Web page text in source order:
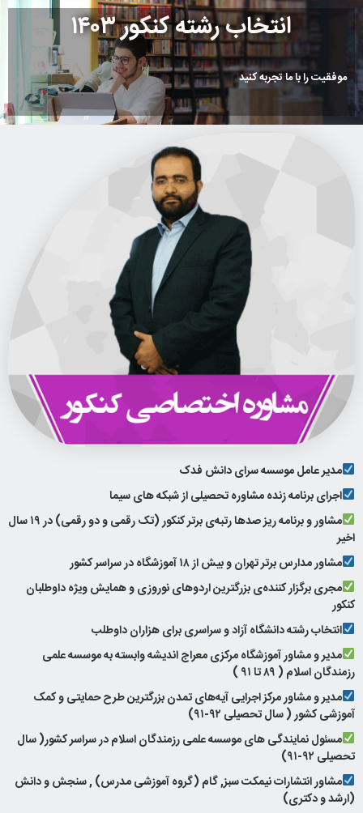
انتخاب رشته کنکور ۱۴۰۳
موفقیت را|
مدیر عامل موسسه سرای دانش فدک
اجرای برنامه زنده مشاوره تحصیلی از شبکه های سیما
مشاور و برنامه ریز صدها رتبه‌ی برتر کنکور (تک رقمی و دو رقمی) در ۱۹ سال
اخیر
مشاور مدارس برتر تهران و بیش از ۱۸ آموزشگاه در سراسر کشور
مجری برگزار کننده‌ی بزرگترین اردوهای نوروزی و همایش ویژه داوطلبان
کنکور
انتخاب رشته دانشگاه آزاد و سراسری برای هزاران داوطلب
مدیر و مشاور آموزشگاه مرکزی معراج اندیشه وابسته به موسسه علمی
رزمندگان اسلام ( ۸۹ تا ۹۱ )
مدیر و مشاور مرکز اجرایی آیه‌های تمدن بزرگترین طرح حمایتی و کمک
آموزشی کشور ( سال تحصیلی ۹۲-۹۱)
مسئول نمایندگی های موسسه علمی رزمندگان اسلام در سراسر کشور( سال
تحصیلی ۹۲-۹۱)
مشاور انتشارات نیمکت سبز, گام (گروه آموزشی مدرس) , سنجش و دانش
(ارشد و دکتری)